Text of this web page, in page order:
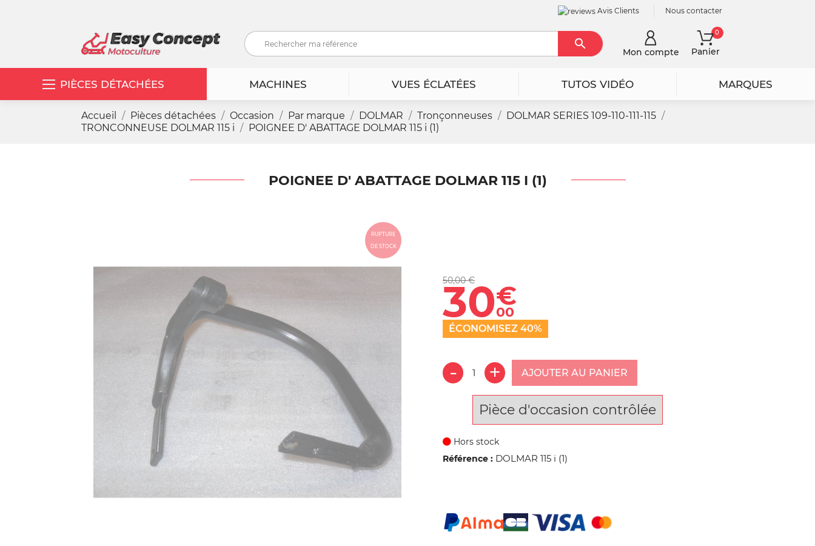
Avis Clients Nous contacter
RechercherMon compte Panier
0
PIÈCES DÉTACHÉES MACHINES VUES ÉCLATÉES TUTOS VIDÉO MARQUES
Accueil Pièces détachées Occasion Par marque DOLMAR Tronçonneuses
DOLMAR SERIES 109-110-111-115
TRONCONNEUSE DOLMAR 115 i
POIGNEE D' ABATTAGE DOLMAR 115 i (1)
POIGNEE D' ABATTAGE DOLMAR 115 I (1)
RUPTURE
DE STOCK
50,00 €
30€
00
ÉCONOMISEZ 40%
AJOUTER AU PANIER
Pièce d'occasion contrôlée
Hors stock
Référence : DOLMAR 115 i (1)